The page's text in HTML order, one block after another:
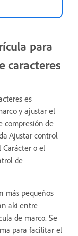
para
caracteres
es
y ajustar el
compresión de
Ajustar control
o el
de
más pequeños
aki entre
de marco. Se
para facilitar el